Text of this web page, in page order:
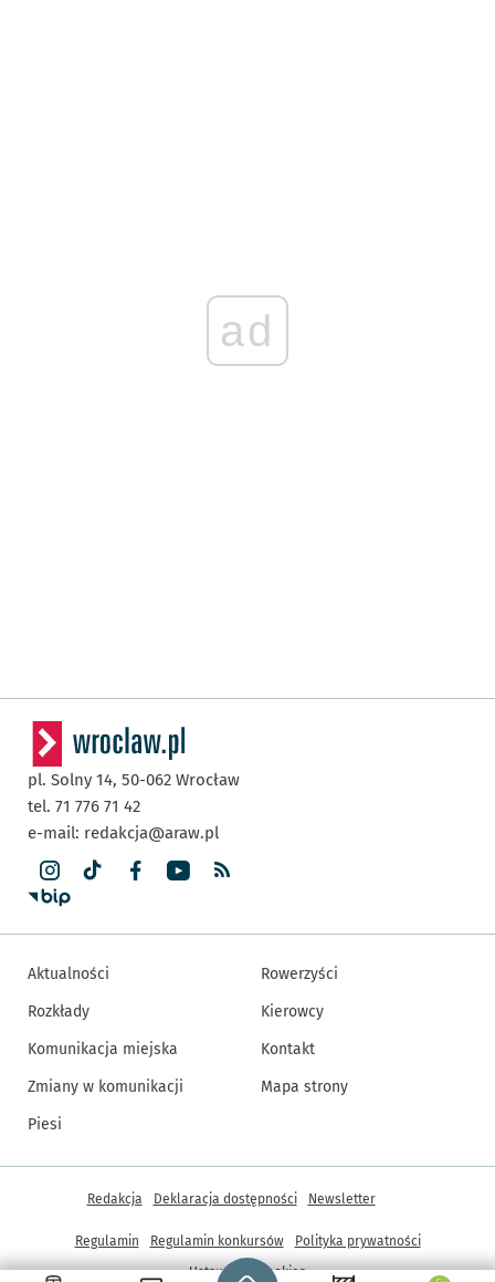
ad
Strona główna - wroclaw.pl
pl. Solny 14, 50-062 Wrocław
tel. 71 776 71 42
e-mail: redakcja@araw.pl
Aktualności
Rozkłady
Komunikacja miejska
Zmiany w komunikacji
Piesi
Rowerzyści
Kierowcy
Kontakt
Mapa strony
Inne informacje
Redakcja Deklaracja dostępności Newsletter
Regulamin Regulamin konkursów
Polityka prywatności
Ustawienia cookies